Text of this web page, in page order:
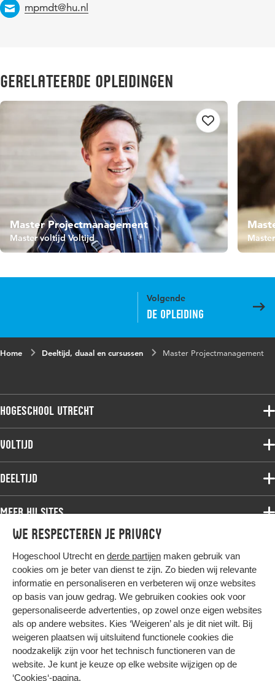
We respecteren je privacy
Hogeschool Utrecht en derde partijen maken gebruik van
cookies om je beter van dienst te zijn. Zo bieden wij relevante
informatie en personaliseren en verbeteren wij onze websites
op basis van jouw gedrag. We gebruiken cookies ook voor
gepersonaliseerde advertenties, op zowel onze eigen websites
als op andere websites. Kies ‘Weigeren’ als je dit niet wilt. Bij
weigeren plaatsen wij uitsluitend functionele cookies die
noodzakelijk zijn voor het technisch functioneren van de
website. Je kunt je keuze op elke website wijzigen op de
‘Cookies‘-pagina.
Email
mpmdt@hu.nl
Gerelateerde opleidingen
Master Projectmanagement
Master voltijd Voltijd
Volgende
De opleiding
Home Deeltijd, duaal en cursussen Master Projectmanagement
Hogeschool Utrecht
Voltijdopleidingen
Deeltijdopleidingen
Onderzoek
Werken bij de HU
Contact
Voltijd
Associate degree
Bachelor
Master
Studiekeuze voltijd
Deeltijd
Associate degree
Bachelor
Master
Post-master
Studiekeuze deeltijd
Meer HU sites
HU International
HU Bibliotheek
HU Ontwikkelt
Duurzame HU
Intranet
Trajectum
Hier komt alles samen
Colofon
Privacy
Cookies